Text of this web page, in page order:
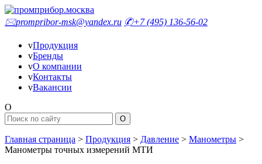
🖂prompribor-msk@yandex.ru ✆+7 (495) 136-56-02
vПродукция
vБренды
vО компании
vКонтакты
vВакансии
O
Главная страница > Продукция > Давление > Манометры >
Манометры точных измерений МТИ